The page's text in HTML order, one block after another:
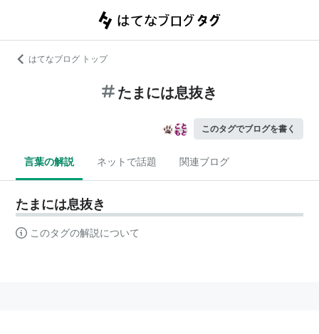
はてなブログ トップ
たまには息抜き
このタグでブログを書く
言葉の解説 ネットで話題 関連ブログ
たまには息抜き
このタグの解説について